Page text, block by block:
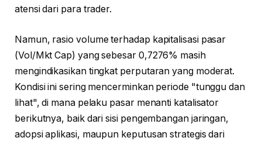
atensi dari para trader.
Namun, rasio volume terhadap kapitalisasi pasar
(Vol/Mkt Cap) yang sebesar 0,7276% masih
mengindikasikan tingkat perputaran yang moderat.
Kondisi ini sering mencerminkan periode "tunggu dan
lihat", di mana pelaku pasar menanti katalisator
berikutnya, baik dari sisi pengembangan jaringan,
adopsi aplikasi, maupun keputusan strategis dari